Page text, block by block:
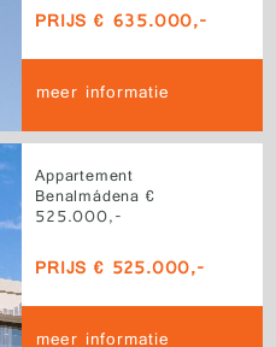
PRIJS € 635.000,-
meer informatie
Appartement
Benalmádena €
525.000,-
PRIJS € 525.000,-